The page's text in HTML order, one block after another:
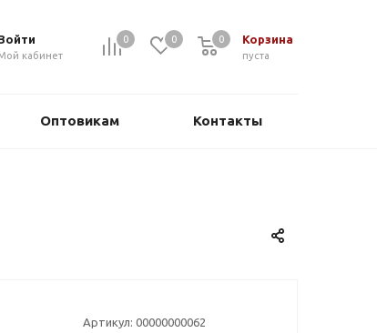
0 0 Корзина
0
пуста
0
кабинет
Оптовикам Контакты
Артикул: 00000000062